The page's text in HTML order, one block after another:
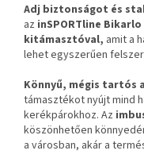
Adj biztonságot és
az inSPORTline Bikarlo
kitámasztóval, amit a
lehet egyszerűen
Könnyű, mégis tartós
támasztékot nyújt mind
kerékpárokhoz. Az
köszönhetően
a városban, akár a